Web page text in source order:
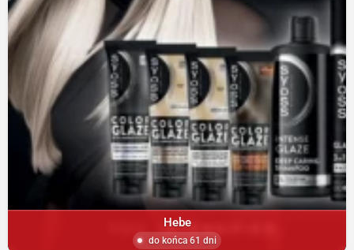
Hebe
do końca 61 dni